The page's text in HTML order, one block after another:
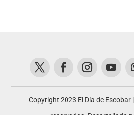
Copyright 2023 El Día de Escobar